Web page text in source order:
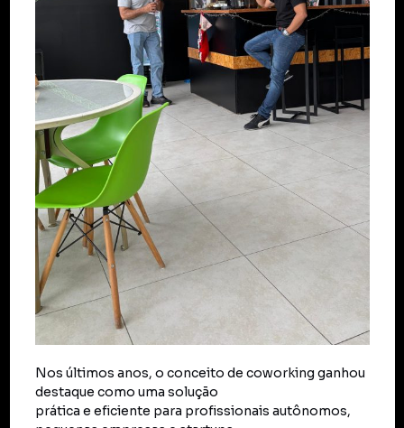
Nos últimos anos, o conceito de coworking ganhou
destaque como uma solução
prática e eficiente para profissionais autônomos,